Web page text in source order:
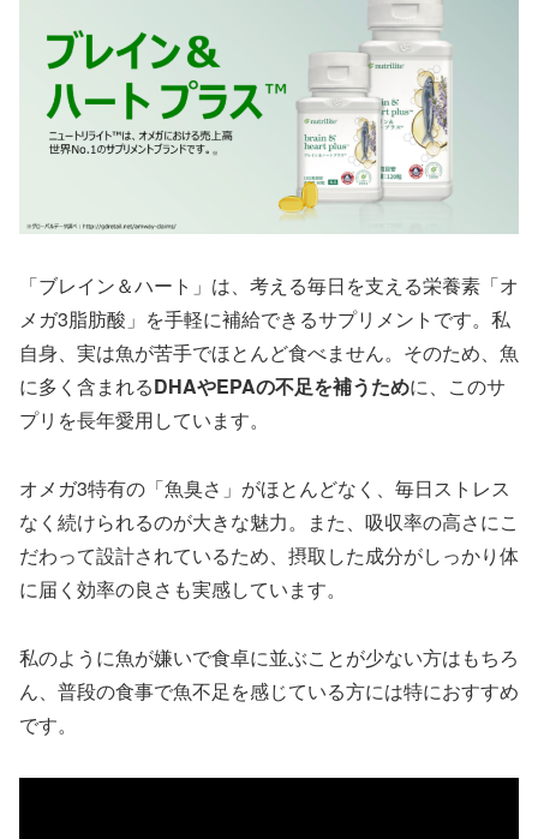
「ブレイン＆ハート」は、考える毎日を支える栄養素「オ
メガ3脂肪酸」を手軽に補給できるサプリメントです。私
自身、実は魚が苦手でほとんど食べません。そのため、魚
に多く含まれるDHAやEPAの不足を補うために、このサ
プリを長年愛用しています。
オメガ3特有の「魚臭さ」がほとんどなく、毎日ストレス
なく続けられるのが大きな魅力。また、吸収率の高さにこ
だわって設計されているため、摂取した成分がしっかり体
に届く効率の良さも実感しています。
私のように魚が嫌いで食卓に並ぶことが少ない方はもちろ
ん、普段の食事で魚不足を感じている方には特におすすめ
です。